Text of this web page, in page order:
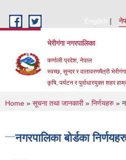
English
भेरीगंगा नगरपालिका
कर्णाली प्रदेश, नेपाल
स्वच्छ, सुन्दर र वातावरणमैत्री
कृषि, पर्यटन र पुर्वाधारयुक्त शहर
You are here
Home » सूचना तथा जानकारी» निर्णयहरु »
नगरपालिका बोर्डका